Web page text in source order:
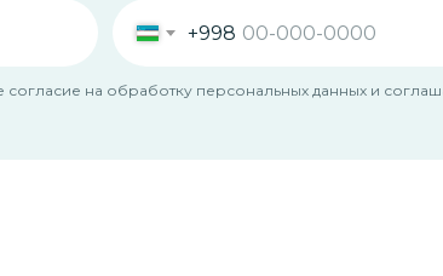
+998
на обработку персональных данных и